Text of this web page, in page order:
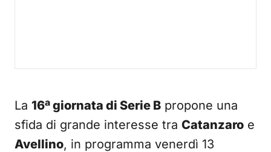
La 16ª giornata di Serie B propone una
sfida di grande interesse tra Catanzaro e
Avellino, in programma venerdì 13